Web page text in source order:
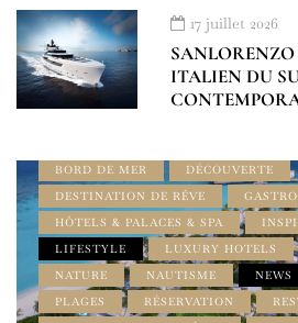
17 juillet 2026
SANLORENZO
ITALIEN DU
À DÉCOUVRIR
ADDRESS BOOK AMILCAR MAGAZINE
AMILCAR INTERNATIONAL
AMILCAR MAGAZINE GROUP
BORD DE MER
DÉCOUVERTE
DESTINATION DE RÊVE
HÔTELS & PALACES & SPA
LIFESTYLE
LUXURY HOTELS
NATURE
NAUTISME NEWS
PLAGES
RÉSERVATION